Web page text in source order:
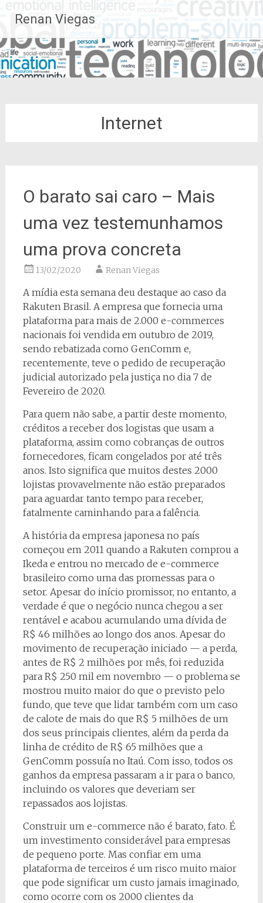
para
o
conteúdo
Renan Viegas
Internet
O barato sai caro – Mais
uma vez testemunhamos
uma prova concreta
13/02/2020 Renan Viegas
A mídia esta semana deu destaque ao caso da
Rakuten Brasil. A empresa que fornecia uma
plataforma para mais de 2.000 e-commerces
nacionais foi vendida em outubro de 2019,
sendo rebatizada como GenComm e,
recentemente, teve o pedido de recuperação
judicial autorizado pela justiça no dia 7 de
Fevereiro de 2020.
Para quem não sabe, a partir deste momento,
créditos a receber dos logistas que usam a
plataforma, assim como cobranças de outros
fornecedores, ficam congelados por até três
anos. Isto significa que muitos destes 2000
lojistas provavelmente não estão preparados
para aguardar tanto tempo para receber,
fatalmente caminhando para a falência.
A história da empresa japonesa no país
começou em 2011 quando a Rakuten comprou a
Ikeda e entrou no mercado de e-commerce
brasileiro como uma das promessas para o
setor. Apesar do início promissor, no entanto, a
verdade é que o negócio nunca chegou a ser
rentável e acabou acumulando uma dívida de
R$ 46 milhões ao longo dos anos. Apesar do
movimento de recuperação iniciado — a perda,
antes de R$ 2 milhões por mês, foi reduzida
para R$ 250 mil em novembro — o problema se
mostrou muito maior do que o previsto pelo
fundo, que teve que lidar também com um caso
de calote de mais do que R$ 5 milhões de um
dos seus principais clientes, além da perda da
linha de crédito de R$ 65 milhões que a
GenComm possuía no Itaú. Com isso, todos os
ganhos da empresa passaram a ir para o banco,
incluindo os valores que deveriam ser
repassados aos lojistas.
Construir um e-commerce não é barato, fato. É
um investimento considerável para empresas
de pequeno porte. Mas confiar em uma
plataforma de terceiros é um risco muito maior
que pode significar um custo jamais imaginado,
como ocorre com os 2000 clientes da